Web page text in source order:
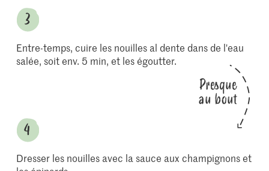
Entre-temps, cuire les nouilles al dente dans de l'eau
salée, soit env. 5 min, et les égoutter.
Presque
au bout
Dresser les nouilles avec la sauce aux champignons et